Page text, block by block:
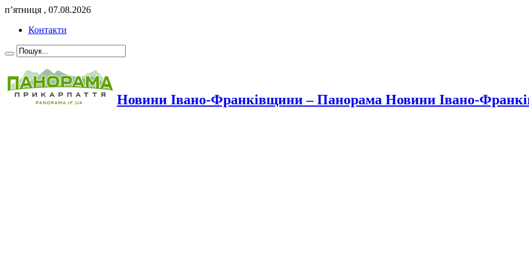
п’ятниця , 07.08.2026
Контакти
Новини Івано-Франківщини – Панорама Новини Івано-